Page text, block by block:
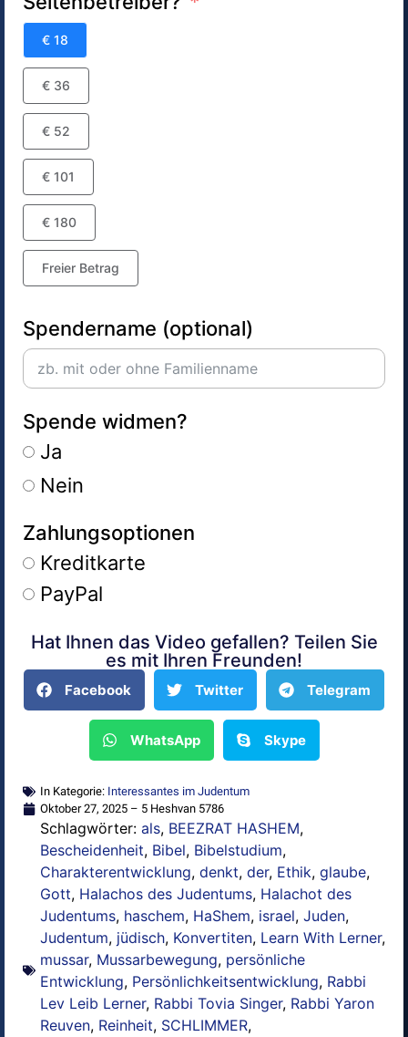
€ 18
€ 36
€ 52
€ 101
€ 180
Freier Betrag
Spendername (optional)
Spende widmen?
Ja
Nein
Zahlungsoptionen
Kreditkarte
PayPal
Alternative:
Hat Ihnen das Video gefallen? Teilen Sie
es mit Ihren Freunden!
Facebook Twitter Telegram
WhatsApp Skype
In Kategorie: Interessantes im Judentum
Oktober 27, 2025 – 5 Heshvan 5786
Schlagwörter: als, BEEZRAT HASHEM,
Bescheidenheit, Bibel, Bibelstudium,
Charakterentwicklung, denkt, der, Ethik, glaube,
Gott, Halachos des Judentums, Halachot des
Judentums, haschem, HaShem, israel, Juden,
Judentum, jüdisch, Konvertiten, Learn With Lerner,
mussar, Mussarbewegung, persönliche
Entwicklung, Persönlichkeitsentwicklung, Rabbi
Lev Leib Lerner, Rabbi Tovia Singer, Rabbi Yaron
Reuven, Reinheit, SCHLIMMER,